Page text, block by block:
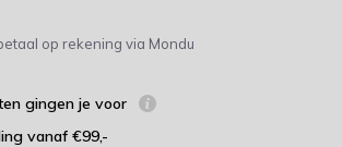
op rekening via Mondu
gingen je voor
vanaf €99,-